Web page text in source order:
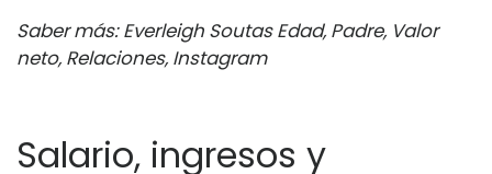
Saber más: Everleigh Soutas Edad, Padre, Valor
neto, Relaciones, Instagram
Salario, ingresos y